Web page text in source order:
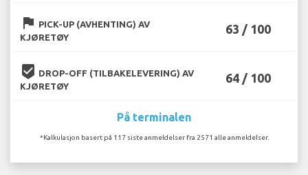
flag PICK-UP (AVHENTING) AV
KJØRETØY
63 / 100
beenhere DROP-OFF (TILBAKELEVERING) AV
KJØRETØY
64 / 100
På terminalen
*Kalkulasjon basert på 117 siste anmeldelser fra 2571 alle anmeldelser.